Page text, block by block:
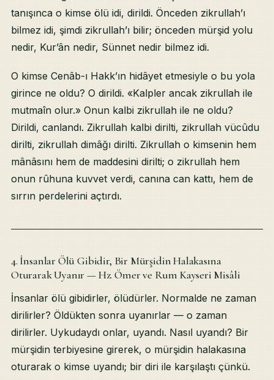
tanışınca o kimse ölü idi, dirildi. Önceden zikrullah’ı
bilmez idi, şimdi zikrullah’ı bilir; önceden mürşid yolu
nedir, Kur’ân nedir, Sünnet nedir bilmez idi.
O kimse Cenâb-ı Hakk’ın hidâyet etmesiyle o bu yola
girince ne oldu? O dirildi. «Kalpler ancak zikrullah ile
mutmaîn olur.» Onun kalbi zikrullah ile ne oldu?
Dirildi, canlandı. Zikrullah kalbi dirilti, zikrullah vücûdu
dirilti, zikrullah dimâğı dirilti. Zikrullah o kimsenin hem
mânâsını hem de maddesini dirilti; o zikrullah hem
onun rûhuna kuvvet verdi, canına can kattı, hem de
sırrın perdelerini açtırdı.
4. İnsanlar Ölü Gibidir, Bir Mürşidin Halakasına
Oturarak Uyanır — Hz. Ömer ve Rum Kayseri Misâli
İnsanlar ölü gibidirler, ölüdürler. Normalde ne zaman
dirilirler? Öldükten sonra uyanırlar — o zaman
dirilirler. Uykudaydı onlar, uyandı. Nasıl uyandı? Bir
mürşidin terbiyesine girerek, o mürşidin halakasına
oturarak o kimse uyandı; bir diri ile karşılaştı çünkü.